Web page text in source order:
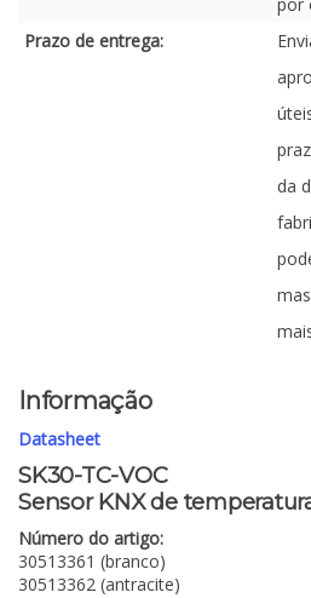
Prazo de entrega:
da
Informação
Datasheet
SK30-TC-VOC
Sensor KNX de
Número do artigo:
30513361 (branco)
30513362 (antracite)